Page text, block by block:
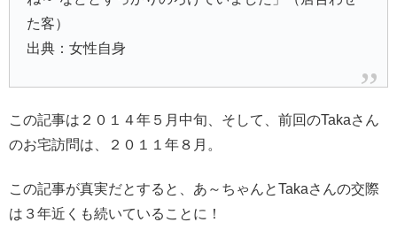
た客）
出典：女性自身
この記事は２０１４年５月中旬、そして、前回のTakaさん
のお宅訪問は、２０１１年８月。
この記事が真実だとすると、あ～ちゃんとTakaさんの交際
は３年近くも続いていることに！